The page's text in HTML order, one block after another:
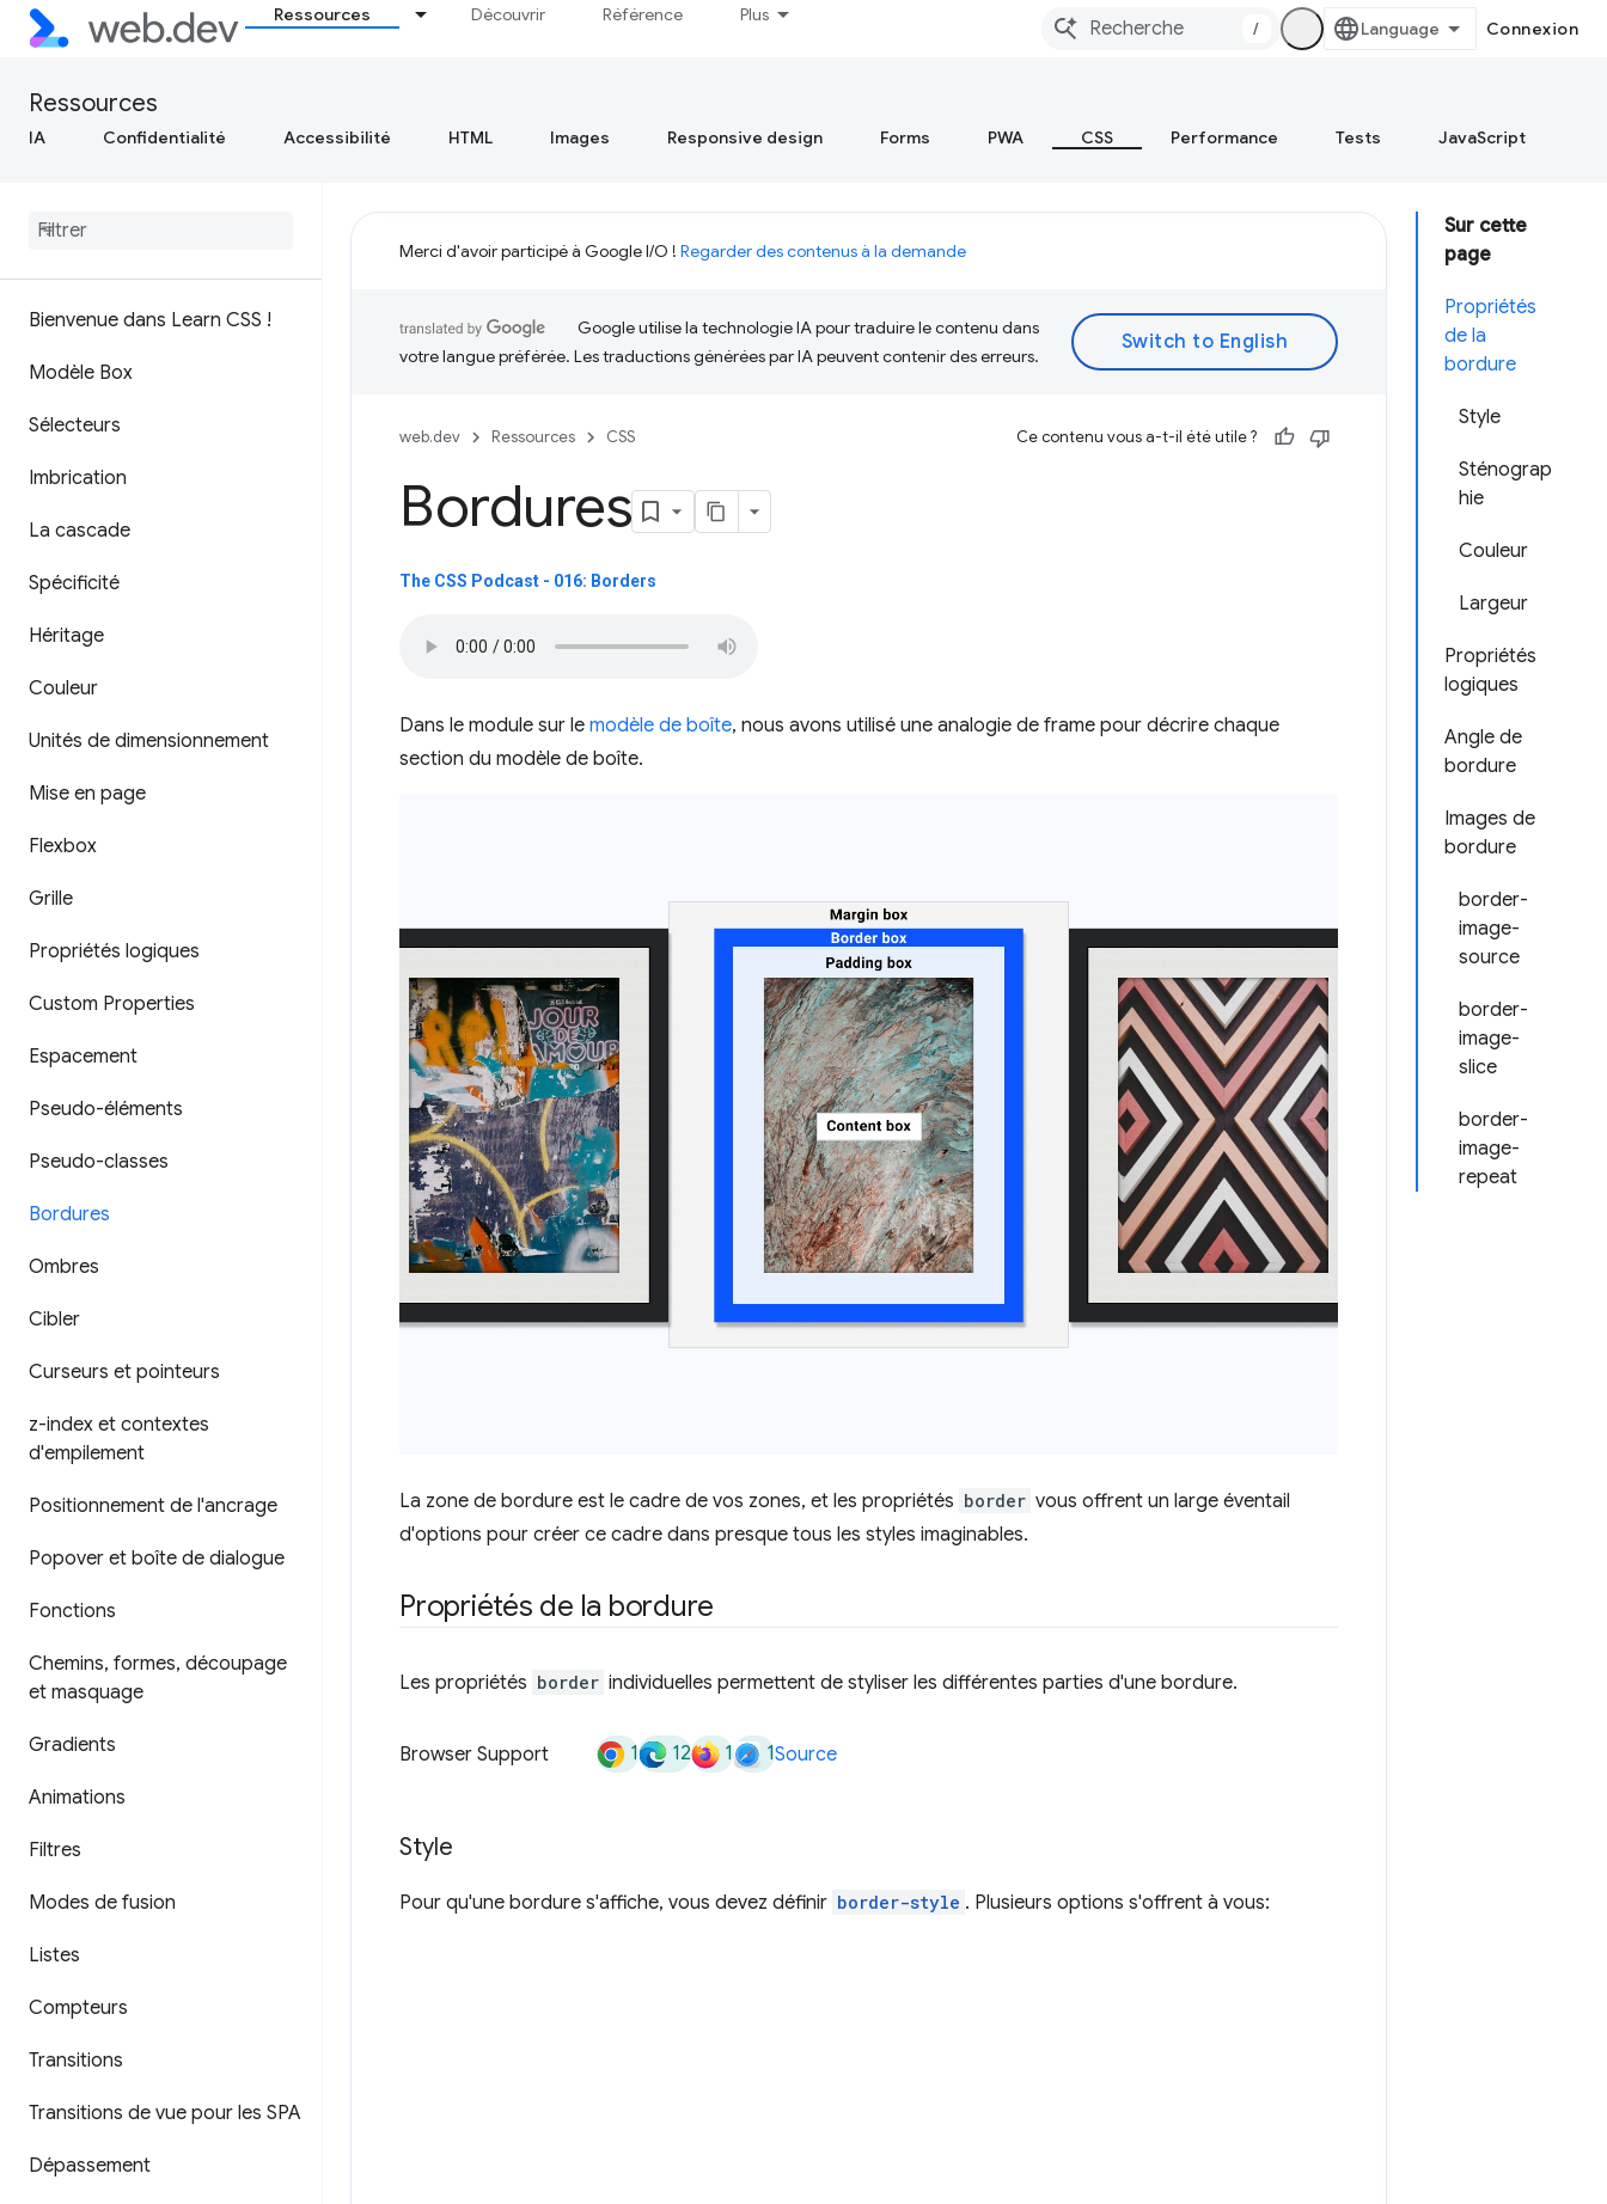
Ressources Découvrir Référence Plus
/ Connexion
Ressources
IA Confidentialité Accessibilité HTML Images Responsive design Forms PWA CSS Performance Tests JavaScript
Bienvenue dans Learn CSS !
Modèle Box
Sélecteurs
Imbrication
La cascade
Spécificité
Héritage
Couleur
Unités de dimensionnement
Mise en page
Flexbox
Grille
Propriétés logiques
Custom Properties
Espacement
Pseudo-éléments
Pseudo-classes
Bordures
Ombres
Cibler
Curseurs et pointeurs
z-index et contextes
d'empilement
Positionnement de l'ancrage
Popover et boîte de dialogue
Fonctions
Chemins, formes, découpage
et masquage
Gradients
Animations
Filtres
Modes de fusion
Listes
Compteurs
Transitions
Transitions de vue pour les SPA
Dépassement
Sur cette
page
Propriétés
de la
bordure
Style
Sténograp
hie
Couleur
Largeur
Propriétés
logiques
Angle de
bordure
Images de
bordure
border-
image-
source
border-
image-
slice
border-
image-
repeat
Merci d'avoir participé à Google I/O ! Regarder des contenus à la demande
Google utilise la technologie IA pour traduire le contenu dans
votre langue préférée. Les traductions générées par IA peuvent contenir des erreurs.
web.dev Ressources CSS Ce contenu vous a-t-il été utile ?
Bordures
The CSS Podcast - 016: Borders
Dans le module sur le modèle de boîte, nous avons utilisé une analogie de frame pour décrire chaque
section du modèle de boîte.
La zone de bordure est le cadre de vos zones, et les propriétés border vous offrent un large éventail
d'options pour créer ce cadre dans presque tous les styles imaginables.
Propriétés de la bordure
Les propriétés border individuelles permettent de styliser les différentes parties d'une bordure.
Browser Support 1 12 1 1Source
Style
Pour qu'une bordure s'affiche, vous devez définir border-style . Plusieurs options s'offrent à vous: